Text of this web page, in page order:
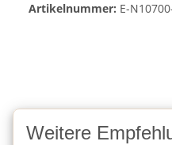
Artikelnummer: E-
Weitere